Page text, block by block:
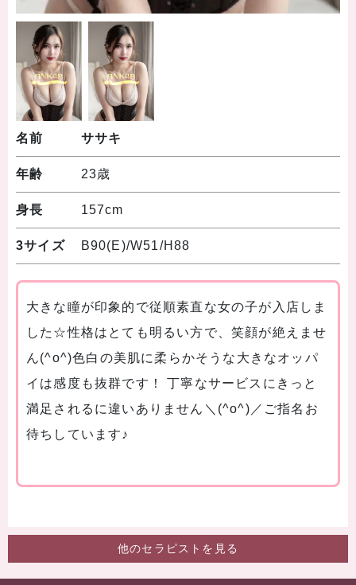
名前 ササキ
年齢 23歳
身長 157cm
3サイズ B90(E)/W51/H88
大きな瞳が印象的で従順素直な女の子が入店しま
した☆性格はとても明るい方で、笑顔が絶えませ
ん(^o^)色白の美肌に柔らかそうな大きなオッパ
イは感度も抜群です！ 丁寧なサービスにきっと
満足されるに違いありません＼(^o^)／ご指名お
待ちしています♪
他のセラピストを見る